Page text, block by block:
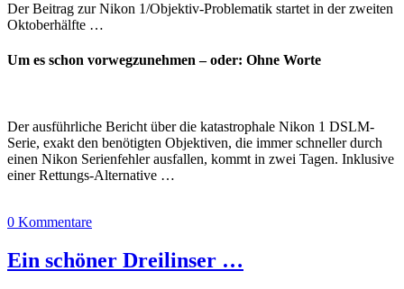
Der Beitrag zur Nikon 1/Objektiv-Problematik startet in der zweiten
Oktoberhälfte …
Um es schon vorwegzunehmen – oder: Ohne Worte
Der ausführliche Bericht über die katastrophale Nikon 1 DSLM-
Serie, exakt den benötigten Objektiven, die immer schneller durch
einen Nikon Serienfehler ausfallen, kommt in zwei Tagen. Inklusive
einer Rettungs-Alternative …
0 Kommentare
Ein schöner Dreilinser …